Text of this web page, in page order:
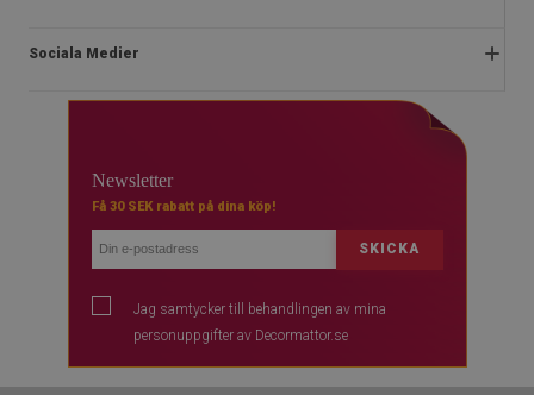
Kampanjregler
Betalningar
Leverans
Om oss
Sociala Medier
youtube
Newsletter
Få 30 SEK rabatt på dina köp!
SKICKA
Jag samtycker till behandlingen av mina
personuppgifter av Decormattor.se